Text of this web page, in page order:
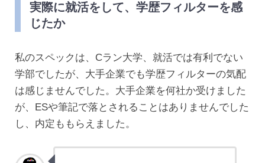
実際に就活をして、学歴フィルターを感
じたか
私のスペックは、Cラン大学、就活では有利でない
学部でしたが、大手企業でも学歴フィルターの気配
は感じませんでした。大手企業を何社か受けました
が、ESや筆記で落とされることはありませんでした
し、内定ももらえました。